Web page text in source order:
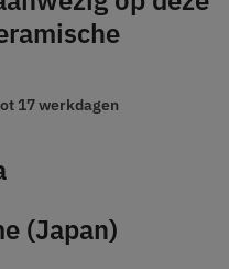
17 werkdagen
(Japan)